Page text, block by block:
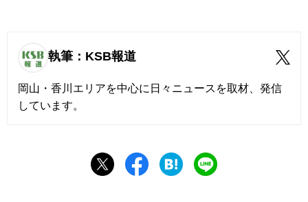
執筆：KSB報道
岡山・香川エリアを中心に日々ニュースを取材、発信
しています。